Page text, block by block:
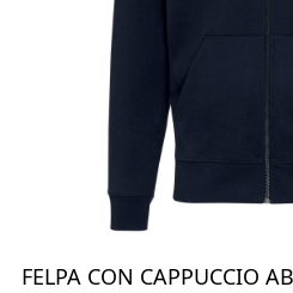
FELPA CON CAPPUCCIO